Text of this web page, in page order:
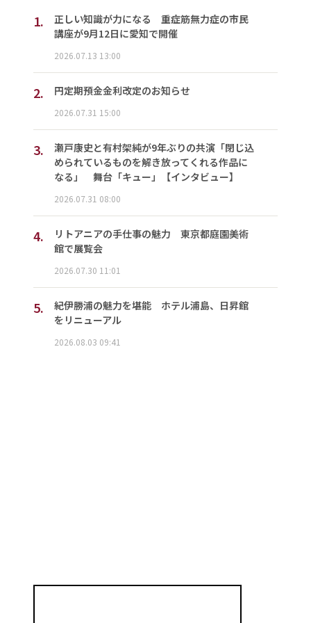
1.
正しい知識が力になる 重症筋無力症の市民
講座が9月12日に愛知で開催
2026.07.13 13:00
2. 円定期預金金利改定のお知らせ
2026.07.31 15:00
3.
瀬戸康史と有村架純が9年ぶりの共演「閉じ込
められているものを解き放ってくれる作品に
なる」 舞台「キュー」【インタビュー】
2026.07.31 08:00
4.
リトアニアの手仕事の魅力 東京都庭園美術
館で展覧会
2026.07.30 11:01
5.
紀伊勝浦の魅力を堪能 ホテル浦島、日昇館
をリニューアル
2026.08.03 09:41